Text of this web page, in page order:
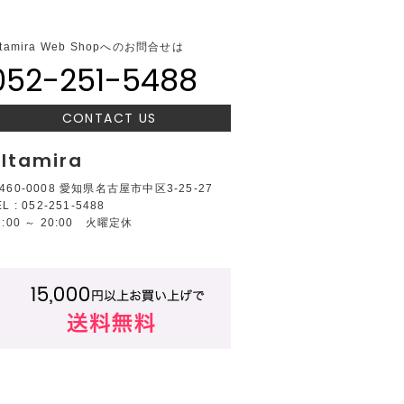
Web Shopへのお問合せは
251-5488
CONTACT US
0008 愛知県名古屋市中区3-25-27
: 052-251-5488
～ 20:00 火曜定休